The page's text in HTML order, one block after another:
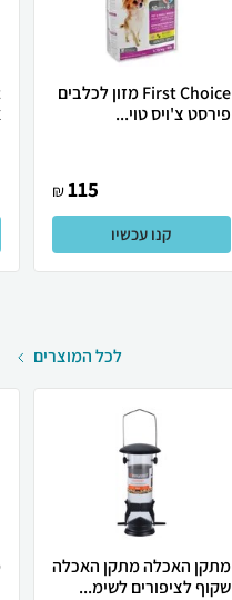
First Choice מזון לכלבים
פירסט צ'ויס טוי...
115
₪
קנו עכשיו
לכל המוצרים
מתקן האכלה מתקן האכלה
שקוף לציפורים לשימ...